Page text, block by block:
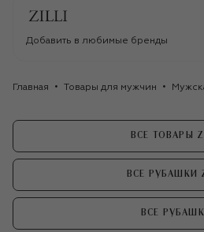
Добавить в любимые бренды
Главная Товары для мужчин
ВСЕ ТОВАРЫ
ВСЕ РУБАШКИ
ВСЕ